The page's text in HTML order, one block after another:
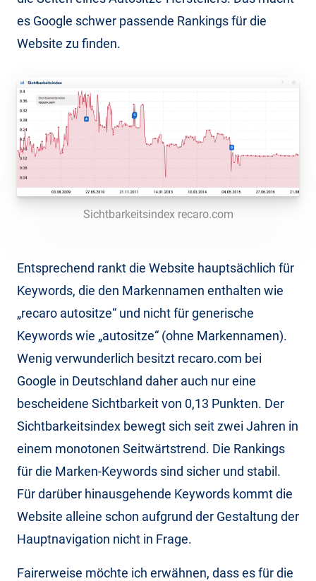
es Google schwer passende Rankings für die
Website zu finden.
Sichtbarkeitsindex recaro.com
Entsprechend rankt die Website hauptsächlich für
Keywords, die den Markennamen enthalten wie
„recaro autositze“ und nicht für generische
Keywords wie „autositze“ (ohne Markennamen).
Wenig verwunderlich besitzt recaro.com bei
Google in Deutschland daher auch nur eine
bescheidene Sichtbarkeit von 0,13 Punkten. Der
Sichtbarkeitsindex bewegt sich seit zwei Jahren in
einem monotonen Seitwärtstrend. Die Rankings
für die Marken-Keywords sind sicher und stabil.
Für darüber hinausgehende Keywords kommt die
Website alleine schon aufgrund der Gestaltung der
Hauptnavigation nicht in Frage.
Fairerweise möchte ich erwähnen, dass es für die